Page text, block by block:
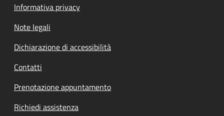
Informativa privacy
Note legali
Dichiarazione di accessibilità
Contatti
Prenotazione appuntamento
Richiedi assistenza